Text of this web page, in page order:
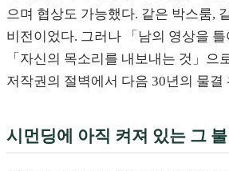
으며 협상도 가능했다. 같은 박스룸,
비전이었다. 그러나 「남의 영상을
「자신의 목소리를 내보내는 것」으
저작권의 절벽에서 다음 30년의 물결
시먼딩에 아직 켜져 있는 그